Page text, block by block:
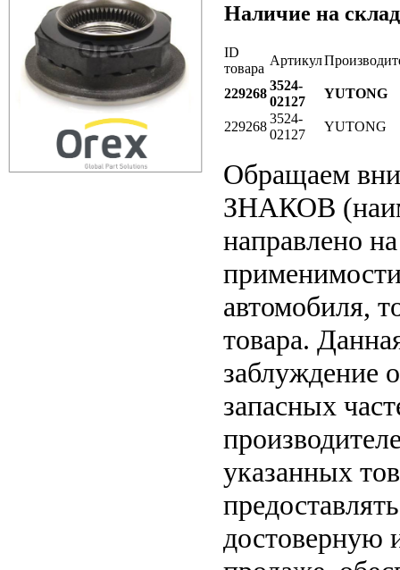
Наличие на
ID
товара
Артикул
229268
3524-
02127
YUTONG
229268
3524-
02127
YUTONG
Обращаем
ЗНАКОВ
направлено
автомобиля,
товара.
заблуждение
запасных
указанных
достоверную